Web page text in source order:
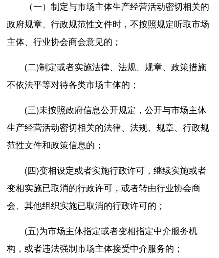
（一）制定与市场主体生产经营活动密切相关的
政府规章、行政规范性文件时，不按照规定听取市场
主体、行业协会商会意见的；
(二)制定或者实施法律、法规、规章、政策措施
不依法平等对待各类市场主体的；
(三)未按照政府信息公开规定，公开与市场主体
生产经营活动密切相关的法律、法规、规章、行政规
范性文件和政策信息的；
(四)变相设定或者实施行政许可，继续实施或者
变相实施已取消的行政许可，或者转由行业协会商
会、其他组织实施已取消的行政许可的；
(五)为市场主体指定或者变相指定中介服务机
构，或者违法强制市场主体接受中介服务的；